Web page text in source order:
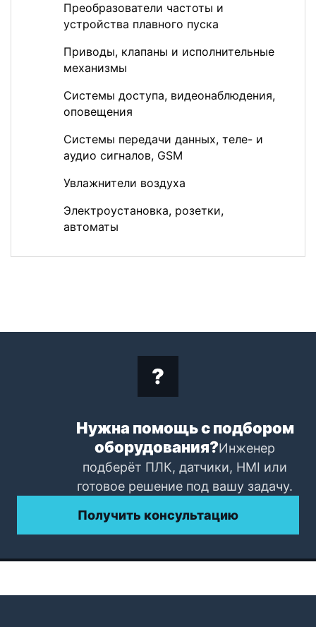
Преобразователи частоты и
устройства плавного пуска
Приводы, клапаны и исполнительные
механизмы
Системы доступа, видеонаблюдения,
оповещения
Системы передачи данных, теле- и
аудио сигналов, GSM
Увлажнители воздуха
Электроустановка, розетки,
автоматы
Нужна помощь с подбором
оборудования?Инженер
подберёт ПЛК, датчики, HMI или
готовое решение под вашу задачу.
Получить консультацию